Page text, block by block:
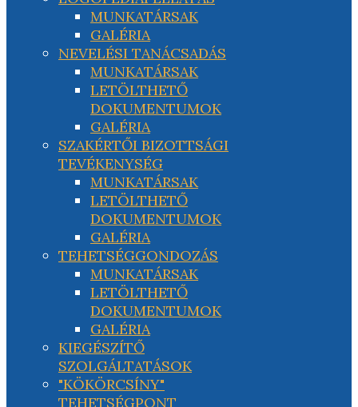
MUNKATÁRSAK
GALÉRIA
NEVELÉSI TANÁCSADÁS
MUNKATÁRSAK
LETÖLTHETŐ
DOKUMENTUMOK
GALÉRIA
SZAKÉRTŐI BIZOTTSÁGI
TEVÉKENYSÉG
MUNKATÁRSAK
LETÖLTHETŐ
DOKUMENTUMOK
GALÉRIA
TEHETSÉGGONDOZÁS
MUNKATÁRSAK
LETÖLTHETŐ
DOKUMENTUMOK
GALÉRIA
KIEGÉSZÍTŐ
SZOLGÁLTATÁSOK
"KÖKÖRCSÍNY"
TEHETSÉGPONT